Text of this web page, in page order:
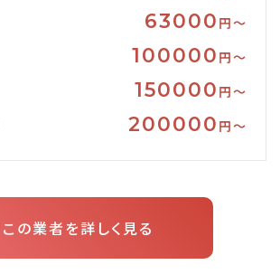
63000 円〜
100000 円〜
150000 円〜
200000 円〜
この業者を詳しく見る